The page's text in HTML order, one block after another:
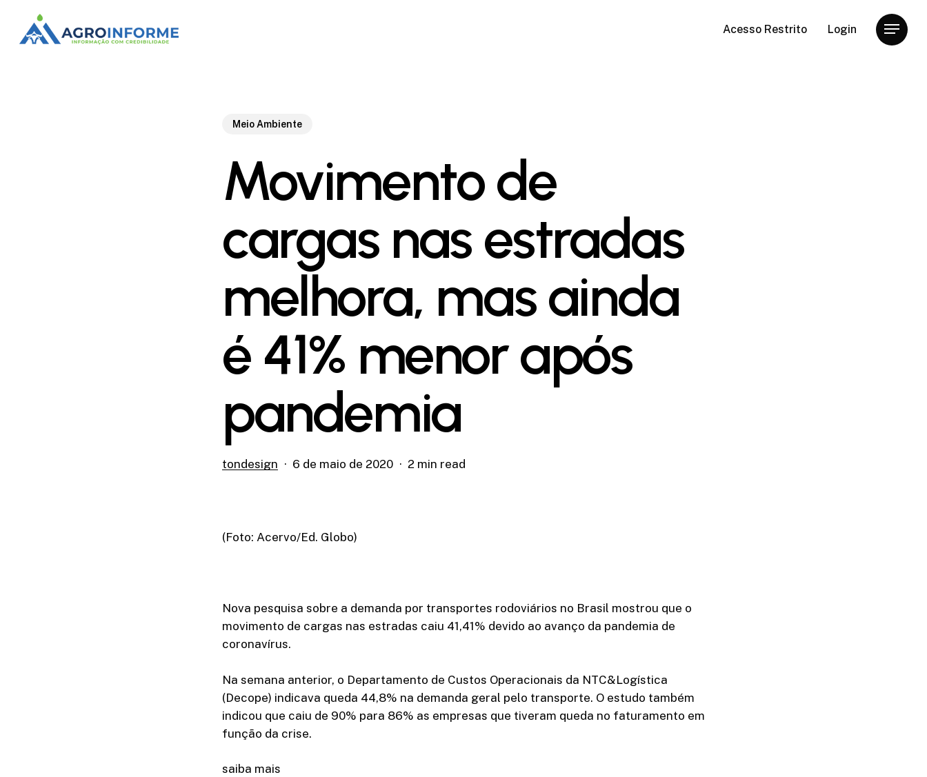
main
Acesso Restrito Login Menu
Meio Ambiente
Movimento de
cargas nas estradas
melhora, mas ainda
é 41% menor após
pandemia
tondesign 6 de maio de 2020 2 min read
(Foto: Acervo/Ed. Globo)
Nova pesquisa sobre a demanda por transportes rodoviários no Brasil mostrou que o
movimento de cargas nas estradas caiu 41,41% devido ao avanço da pandemia de
coronavírus.
Na semana anterior, o Departamento de Custos Operacionais da NTC&Logística
(Decope) indicava queda 44,8% na demanda geral pelo transporte. O estudo também
indicou que caiu de 90% para 86% as empresas que tiveram queda no faturamento em
função da crise.
saiba mais